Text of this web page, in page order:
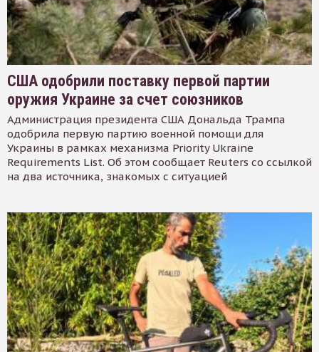
США одобрили поставку первой партии
оружия Украине за счет союзников
Администрация президента США Дональда Трампа
одобрила первую партию военной помощи для
Украины в рамках механизма Priority Ukraine
Requirements List. Об этом сообщает Reuters со ссылкой
на два источника, знакомых с ситуацией